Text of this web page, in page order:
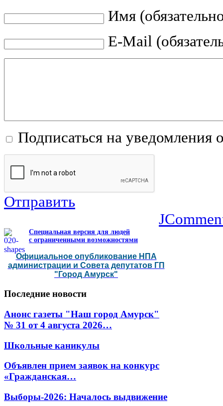
Имя
E-Mail
Подписаться на уведомления
Отправить
Специальная версия для людей
с ограниченными возможностями
Официальное опубликование НПА
администрации и Совета депутатов ГП
"Город Амурск"
Последние новости
Анонс газеты "Наш город Амурск"
№ 31 от 4 августа 2026…
Школьные каникулы
Объявлен прием заявок на конкурс
«Гражданская…
Выборы-2026: Началось выдвижение